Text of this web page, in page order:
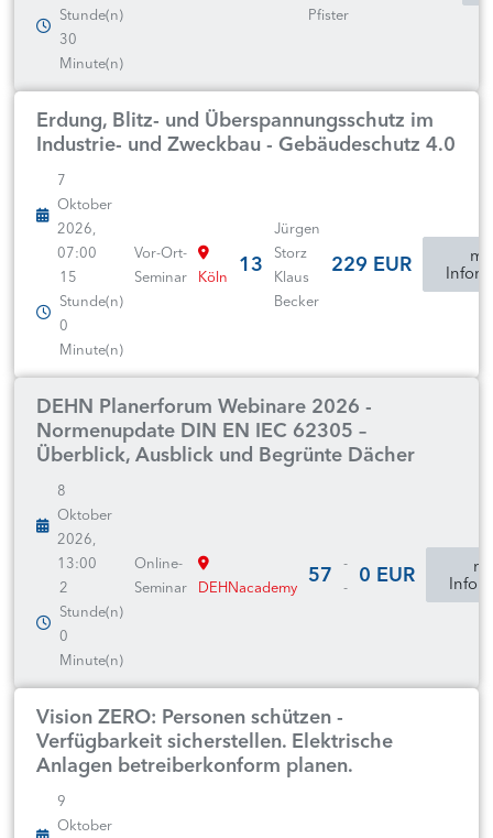
Stunde(n)
30
Minute(n)
Pfister
Erdung, Blitz- und Überspannungsschutz im
Industrie- und Zweckbau - Gebäudeschutz 4.0
7
Oktober
2026,
07:00
15
Stunde(n)
0
Minute(n)
Vor-Ort-
Seminar
Köln 13
Jürgen
Storz
Klaus
Becker
229 EUR
DEHN Planerforum Webinare 2026 -
Normenupdate DIN EN IEC 62305 –
Überblick, Ausblick und Begrünte Dächer
8
Oktober
2026,
13:00
2
Stunde(n)
0
Minute(n)
Online-
Seminar
DEHNacademy 57
-
-
0 EUR
Vision ZERO: Personen schützen -
Verfügbarkeit sicherstellen. Elektrische
Anlagen betreiberkonform planen.
9
Oktober